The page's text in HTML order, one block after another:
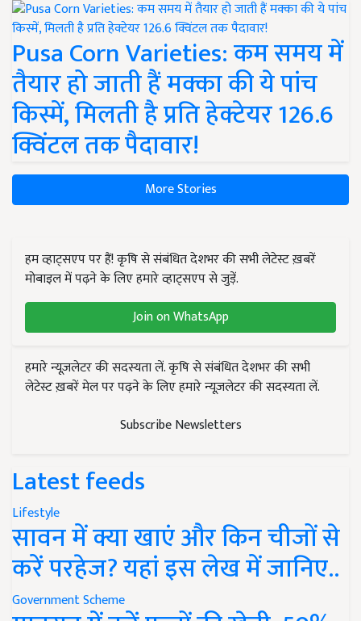
Pusa Corn Varieties: कम समय में
तैयार हो जाती हैं मक्का की ये पांच
किस्में, मिलती है प्रति हेक्टेयर 126.6
क्विंटल तक पैदावार!
More Stories
हम व्हाट्सएप पर हैं! कृषि से संबंधित देशभर की सभी लेटेस्ट ख़बरें
मोबाइल में पढ़ने के लिए हमारे व्हाट्सएप से जुड़ें.
Join on WhatsApp
हमारे न्यूज़लेटर की सदस्यता लें. कृषि से संबंधित देशभर की सभी
लेटेस्ट ख़बरें मेल पर पढ़ने के लिए हमारे न्यूज़लेटर की सदस्यता लें.
Subscribe Newsletters
Latest feeds
Lifestyle
सावन में क्या खाएं और किन चीजों से
करें परहेज? यहां इस लेख में जानिए..
Government Scheme